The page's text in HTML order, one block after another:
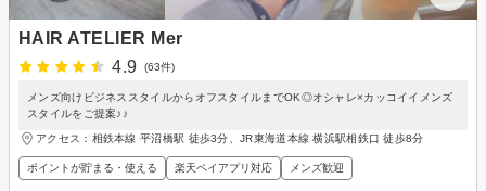
HAIR ATELIER Mer
4.9
(63件)
メンズ向けビジネススタイルからオフスタイルまでOK◎オシャレ×カッコイイメンズ
スタイルをご提案♪♪
アクセス：相鉄本線 平沼橋駅 徒歩3分、JR東海道本線 横浜駅相鉄口 徒歩8分
ポイントが貯まる・使える 楽天ペイアプリ対応 メンズ歓迎